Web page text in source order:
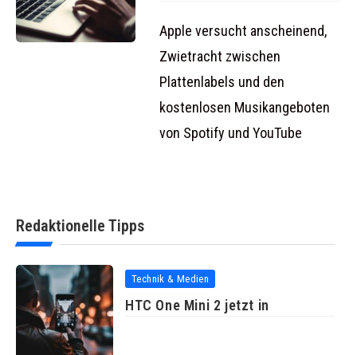
Apple versucht anscheinend,
Zwietracht zwischen
Plattenlabels und den
kostenlosen Musikangeboten
von Spotify und YouTube
Redaktionelle Tipps
Technik & Medien
HTC One Mini 2 jetzt in